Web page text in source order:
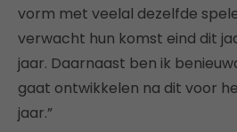
vorm met veelal dezelfde
verwacht hun komst eind dit
jaar. Daarnaast ben ik
gaat ontwikkelen na dit voor
jaar.”